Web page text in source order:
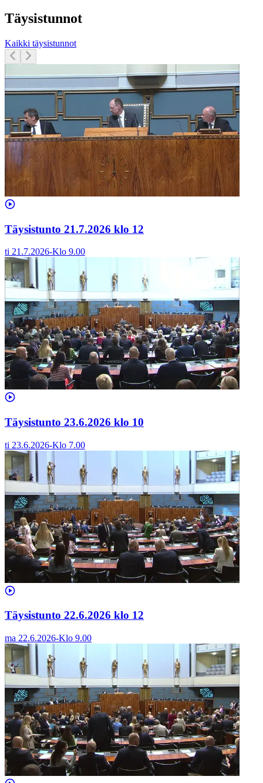
Täysistunnot
Kaikki täysistunnot
Täysistunto 21.7.2026 klo 12
ti 21.7.2026-Klo 9.00
Täysistunto 23.6.2026 klo 10
ti 23.6.2026-Klo 7.00
Täysistunto 22.6.2026 klo 12
ma 22.6.2026-Klo 9.00